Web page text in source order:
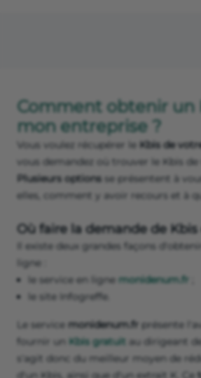
Comment obtenir un
mon entreprise ?
Vous voulez récupérer le Kbis de
vous demandez où trouver le Kbis de
Plusieurs options se présentent à
elles, comment y avoir recours et à
Où faire la demande de
Il existe deux grandes façons
ligne :
le service en ligne monidenum.fr
le site Infogreffe.
Le service monidenum.fr présente
fournir un Kbis gratuit au dirigeant
s'agit donc du meilleur moyen de
d'un Kbis, ainsi que d'un extrait K. Ce